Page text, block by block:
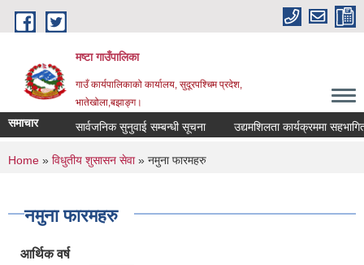
Skip to main content
मष्टा गाउँपालिका
गाउँ कार्यपालिकाको कार्यालय, सुदूरपश्चिम प्रदेश,
भातेखोला,बझाङ्ग।
समाचार सार्वजनिक सुनुवाई सम्बन्धी सूचना उद्यमशिलता कार्यक्रममा सहभागिता
You are here
Home » विधुतीय शुसासन सेवा» नमुना फारमहरु
नमुना फारमहरु
आर्थिक वर्ष